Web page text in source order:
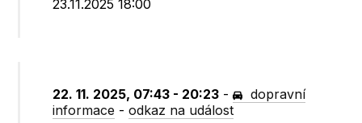
23.11.2025 18:00
22. 11. 2025, 07:43 - 20:23 -
dopravní
informace -odkaz na událost